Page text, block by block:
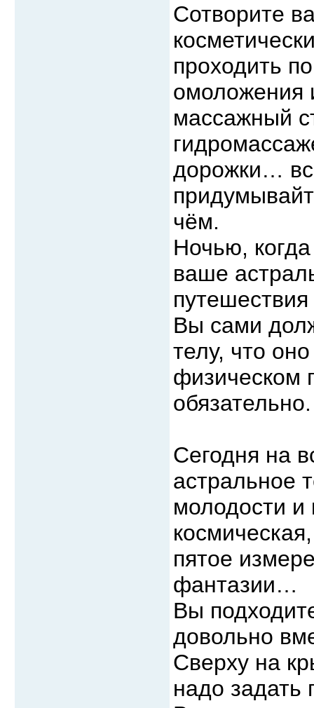
Сотворите
проходить
омоложения
массажный
дорожки…
чём.
Ночью,
ваше
Вы сами
телу, что
физическом
обязательно.
Сегодня на
астральное
молодости
пятое
фантазии…
Вы
довольно
Сверху на
надо задать